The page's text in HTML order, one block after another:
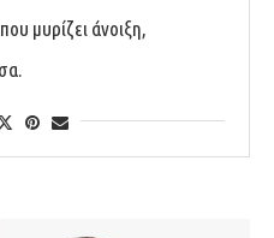
μυρίζει άνοιξη,